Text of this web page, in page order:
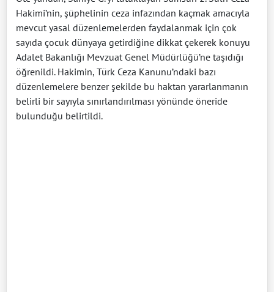
Hakimi’nin, şüphelinin ceza infazından kaçmak amacıyla
mevcut yasal düzenlemelerden faydalanmak için çok
sayıda çocuk dünyaya getirdiğine dikkat çekerek konuyu
Adalet Bakanlığı Mevzuat Genel Müdürlüğü’ne taşıdığı
öğrenildi. Hakimin, Türk Ceza Kanunu’ndaki bazı
düzenlemelere benzer şekilde bu haktan yararlanmanın
belirli bir sayıyla sınırlandırılması yönünde öneride
bulunduğu belirtildi.